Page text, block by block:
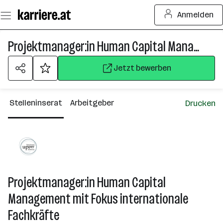
Seiteninhalt
springen
Anmelden
Projektmanager:in Human Capital Management mit Fokus internationale Fachkräfte
Jetzt bewerben
Stelleninserat Arbeitgeber Drucken
Projektmanager:in Human Capital
Management mit Fokus internationale
Fachkräfte